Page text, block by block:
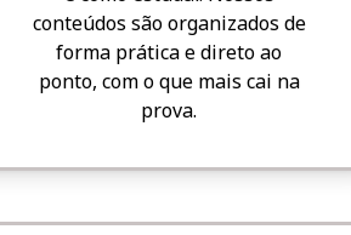
conteúdos são organizados de
forma prática e direto ao
ponto, com o que mais cai na
prova.